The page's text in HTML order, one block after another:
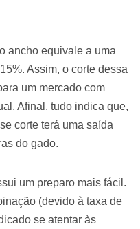
ancho equivale a uma
Assim, o corte dessa
um mercado com
Afinal, tudo indica que,
corte terá uma saída
do gado.
um preparo mais fácil.
(devido à taxa de
se atentar às